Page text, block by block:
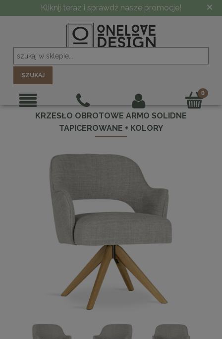
Kliknij teraz i sprawdź nasze promocje! ×
SZUKAJ
KRZESŁO OBROTOWE ARMO SOLIDNE
TAPICEROWANE + KOLORY